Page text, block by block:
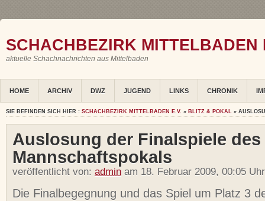
SCHACHBEZIRK MITTELBADEN
aktuelle Schachnachrichten aus Mittelbaden
HOME ARCHIV DWZ JUGEND LINKS CHRONIK
SIE BEFINDEN SICH HIER : SCHACHBEZIRK MITTELBADEN E.V. » BLITZ & POKAL »
Auslosung der Finalspiele des
Mannschaftspokals
veröffentlicht von: admin am 18. Februar 2009, 00:05
Die Finalbegegnung und das Spiel um Platz 3